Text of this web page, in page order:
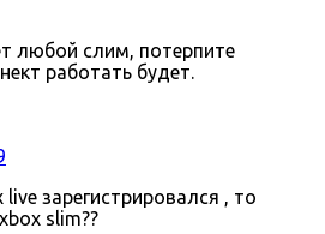
любой слим, потерпите
работать будет.
зарегистрировался , то
slim??